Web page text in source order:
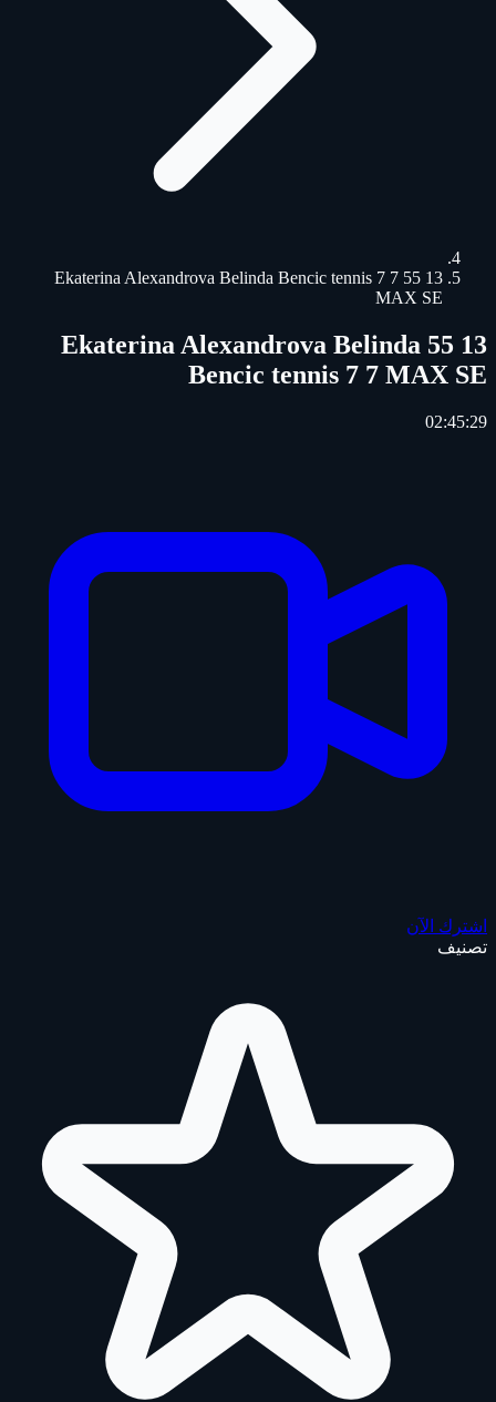
13 55 Ekaterina Alexandrova Belinda Bencic tennis 7 7
MAX SE
13 55 Ekaterina Alexandrova Belinda
Bencic tennis 7 7 MAX SE
02:45:29
اشترك الآن
تصنيف